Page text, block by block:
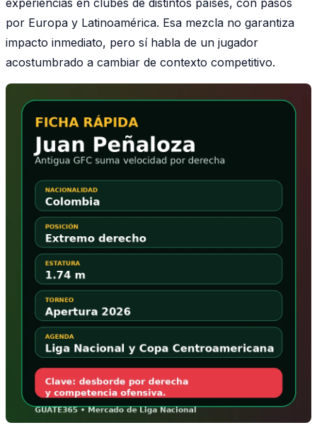
por Europa y Latinoamérica. Esa mezcla no garantiza
impacto inmediato, pero sí habla de un jugador
acostumbrado a cambiar de contexto competitivo.